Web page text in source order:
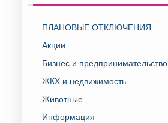
ПЛАНОВЫЕ ОТКЛЮЧЕНИЯ
Акции
Бизнес и предпринимательство
ЖКХ и недвижимость
Животные
Информация